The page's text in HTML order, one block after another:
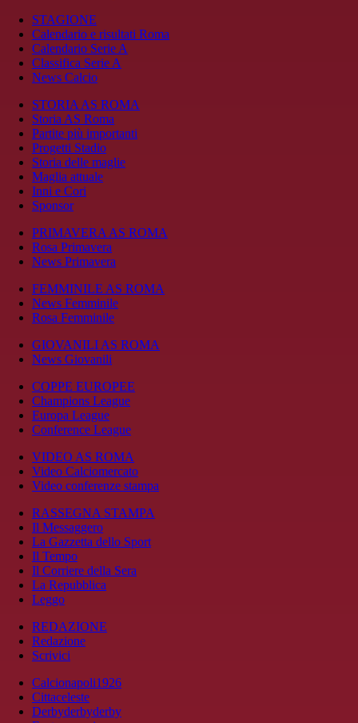
STAGIONE
Calendario e risultati Roma
Calendario Serie A
Classifica Serie A
News Calcio
STORIA AS ROMA
Storia AS Roma
Partite più importanti
Progetti Stadio
Storia delle maglie
Maglia attuale
Inni e Cori
Sponsor
PRIMAVERA AS ROMA
Rosa Primavera
News Primavera
FEMMINILE AS ROMA
News Femminile
Rosa Femminile
GIOVANILI AS ROMA
News Giovanili
COPPE EUROPEE
Champions League
Europa League
Conference League
VIDEO AS ROMA
Video Calciomercato
Video conferenze stampa
RASSEGNA STAMPA
Il Messaggero
La Gazzetta dello Sport
Il Tempo
Il Corriere della Sera
La Repubblica
Leggo
REDAZIONE
Redazione
Scrivici
Calcionapoli1926
Cittaceleste
Derbyderbyderby